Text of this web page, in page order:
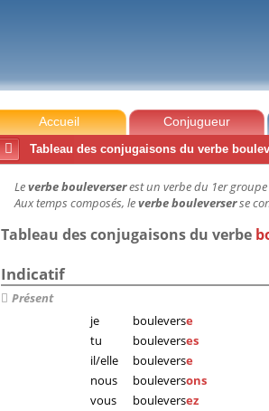
Accueil Conjugueur

Tableau des conjugaisons du verbe
Leverbe bouleverserest un verbe du 1er groupe
Aux temps composés, leverbe bouleverserse
Tableau des conjugaisons du verbe
Indicatif
Présent
je
bouleverse
tu
bouleverses
il/elle
bouleverse
nous
bouleversons
vous
bouleversez